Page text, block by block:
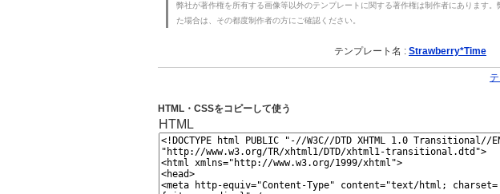
弊社が著作権を所有する画像等以外のテンプレートに関する著作権は制作者にあります。
た場合は、その都度制作者の方にご確認ください。
テンプレート名 : Strawberry*Time
HTML・CSSをコピーして使う
HTML